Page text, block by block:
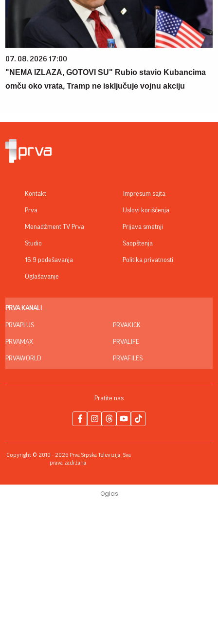
07. 08. 2026 17:00
"NEMA IZLAZA, GOTOVI SU" Rubio stavio Kubancima
omču oko vrata, Tramp ne isključuje vojnu akciju
Kontakt
Prva
Menadžment TV Prva
Studio
16:9 podešavanja
Oglašavanje
Impresum sajta
Uslovi korišćenja
Prijava smetnji
Saopštenja
Politika privatnosti
PRVA KANALI
PRVAPLUS
PRVAMAX
PRVAWORLD
PRVAKICK
PRVALIFE
PRVAFILES
Pratite nas
Copyright © 2010 - 2026 Prva Srpska Televizija. Sva
prava zadržana.